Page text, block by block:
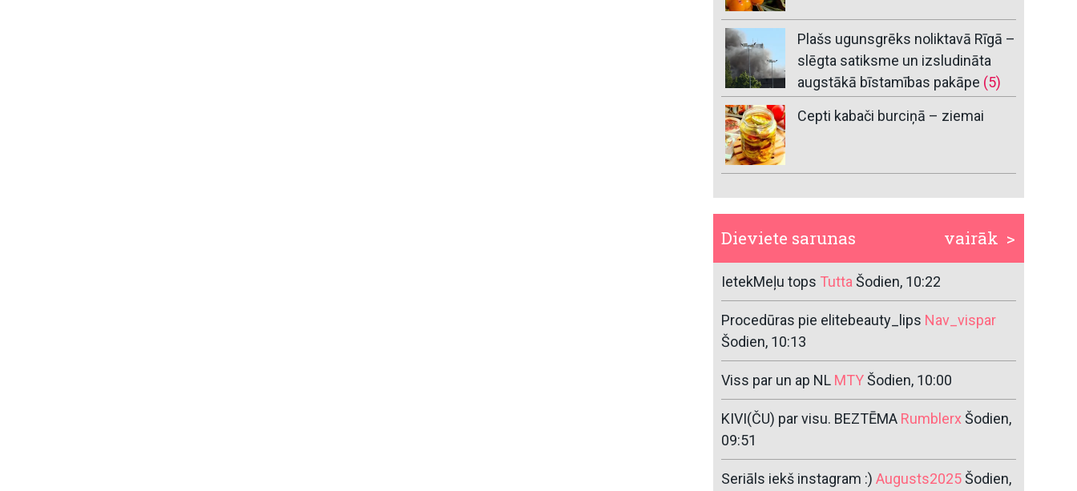
Plašs ugunsgrēks noliktavā Rīgā –
slēgta satiksme un izsludināta
augstākā bīstamības pakāpe (5)
Cepti kabači burciņā – ziemai
vairāk >
Dieviete sarunas
IetekMeļu tops TuttaŠodien, 10:22
Procedūras pie elitebeauty_lips Nav_vispar
Šodien, 10:13
Viss par un ap NL MTYŠodien, 10:00
KIVI(ČU) par visu. BEZTĒMA RumblerxŠodien,
09:51
Seriāls iekš instagram :) Augusts2025Šodien,